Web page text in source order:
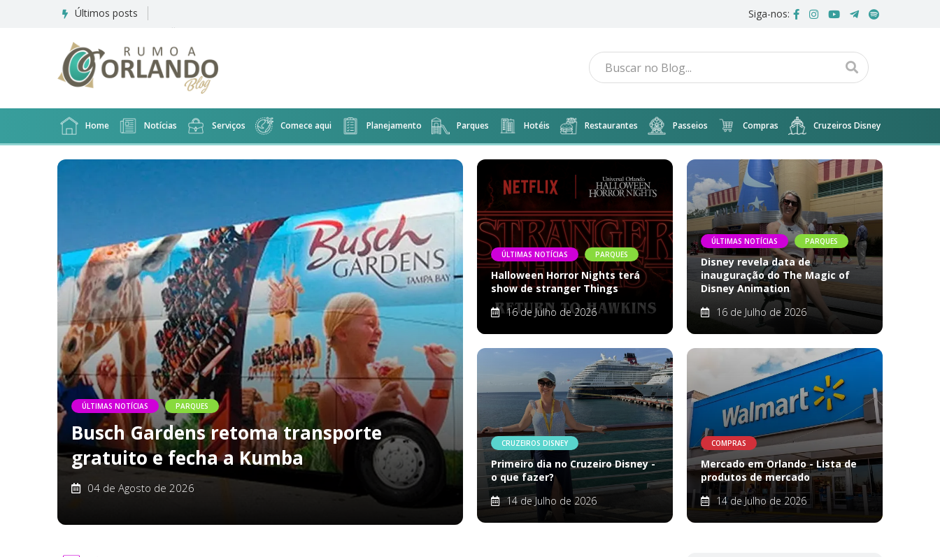
Últimos posts Siga-nos:
Home Notícias Serviços Comece aqui Planejamento Parques Hotéis Restaurantes Passeios Compras Cruzeiros Disney
ÚLTIMAS NOTÍCIAS PARQUES
Busch Gardens retoma transporte
gratuito e fecha a Kumba
04 de Agosto de 2026
ÚLTIMAS NOTÍCIAS PARQUES
Halloween Horror Nights terá
show de stranger Things
16 de Julho de 2026
ÚLTIMAS NOTÍCIAS PARQUES
Disney revela data de
inauguração do The Magic of
Disney Animation
16 de Julho de 2026
CRUZEIROS DISNEY
Primeiro dia no Cruzeiro Disney -
o que fazer?
14 de Julho de 2026
COMPRAS
Mercado em Orlando - Lista de
produtos de mercado
14 de Julho de 2026